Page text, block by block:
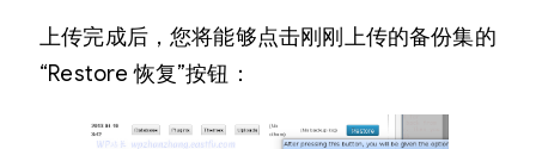
上传完成后，您将能够点击刚刚上传的备份集的
“Restore 恢复”按钮：